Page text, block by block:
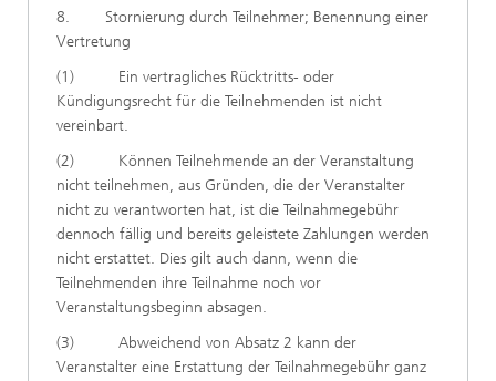
8. Stornierung durch Teilnehmer; Benennung einer
Vertretung
(1) Ein vertragliches Rücktritts- oder
Kündigungsrecht für die Teilnehmenden ist nicht
vereinbart.
(2) Können Teilnehmende an der Veranstaltung
nicht teilnehmen, aus Gründen, die der Veranstalter
nicht zu verantworten hat, ist die Teilnahmegebühr
dennoch fällig und bereits geleistete Zahlungen werden
nicht erstattet. Dies gilt auch dann, wenn die
Teilnehmenden ihre Teilnahme noch vor
Veranstaltungsbeginn absagen.
(3) Abweichend von Absatz 2 kann der
Veranstalter eine Erstattung der Teilnahmegebühr ganz